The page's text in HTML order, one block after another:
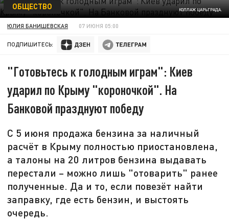
КОЛЛАЖ ЦАРЬГРАДА.
ОБЩЕСТВО
ЮЛИЯ БАНИШЕВСКАЯ 07 ИЮНЯ 05:00
ПОДПИШИТЕСЬ:
"Готовьтесь к голодным играм": Киев
ударил по Крыму "короночкой". На
Банковой празднуют победу
С 5 июня продажа бензина за наличный
расчёт в Крыму полностью приостановлена,
а талоны на 20 литров бензина выдавать
перестали – можно лишь "отоварить" ранее
полученные. Да и то, если повезёт найти
заправку, где есть бензин, и выстоять
очередь.